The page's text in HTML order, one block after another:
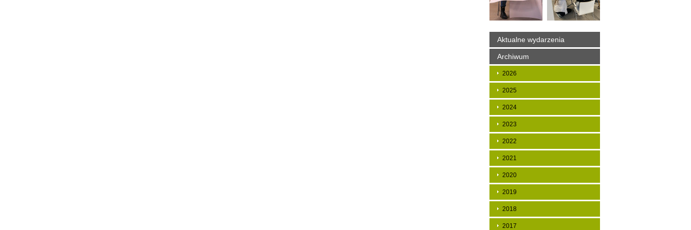
Aktualne wydarzenia
Archiwum
2026
2025
2024
2023
2022
2021
2020
2019
2018
2017